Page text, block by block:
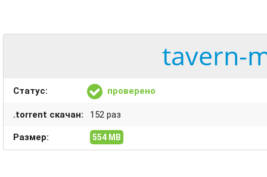
tavern-
Статус: проверено
.torrent скачан: 152 раз
Размер: 554 MB